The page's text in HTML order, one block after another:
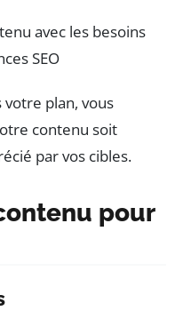
avec les besoins
SEO
plan, vous
contenu soit
par vos cibles.
pour